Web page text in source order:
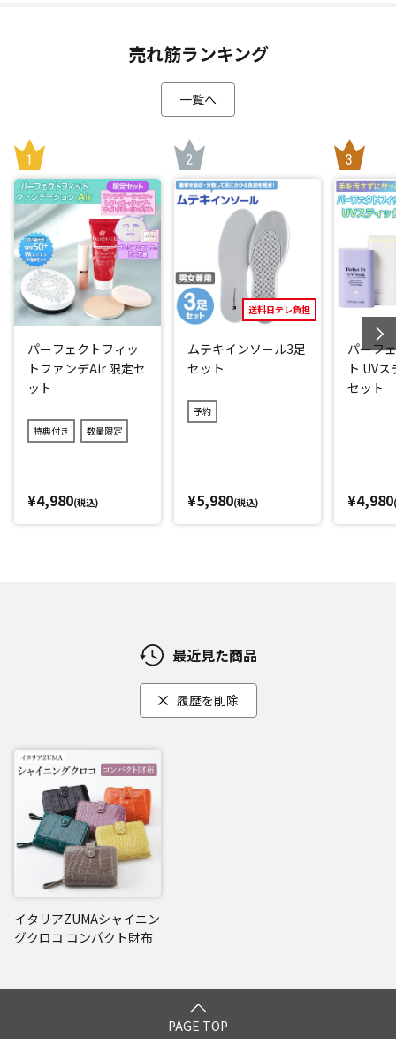
門的な技術が必要なことなどから高価になりがち。この商品
産することで、お求めやすい価格でのご紹介が可能になりま
収納力や使い勝手にもこだわりました
デザインだけではなく、コンパクトながら、収納力や使い勝
手がいいのがこの財布の最大のポイント。
ガバっと大きく開き、どこに何があるか一目で分かりやす
く、カードや診察券などの出し入れがしやすい仕様。カード
入れを少し大きめの設計にしたことで、カードはたっぷり合
計12枚収納が可能！お札は折りたたまずにそのまますっぽり
と入ります。
カード入れの横幅に少しゆとりをもたせているのも特長で、
カードの出し入れがスムーズになり、会計時のもたつきも軽
減されます。
小銭入れはコの字型に大きく開き、出し入れラクラク！マチ
られたくないプライベートな免許証やマイナンバーカードな
どを収納できて便利。
財布と同色の付属されている「ナスカン付きストラップ」を
使えば、様々な持ち方や使い方が可能で、ストラップを両サ
イドにつけるとミニバッグ風に変身します。
またストラップを輪っかにして片側だけに付けると、手首な
ちのバッグのハンドル(持ち手)や金具(キーリング)につなげれ
ば、バッグの中で財布が迷子にならずサッと取り出すことが
可能です。
日常使いはもちろん、仕事でも旅行でもパーティでも。様々
なシーンでお使いいただけます。
売れ筋ランキング
一覧へ
パーフェクトフィッ
トファンデAir 限定セ
ット
特典付き 数量限定
¥4,980(税込)
送料日テレ負担
ムテキインソール3足
セット
予約
¥5,980(税込)
パーフ
ト UV
セット
¥4,980
最近見た商品
履歴を削除
イタリアZUMAシャイニン
グクロコ コンパクト財布
PAGE TOP